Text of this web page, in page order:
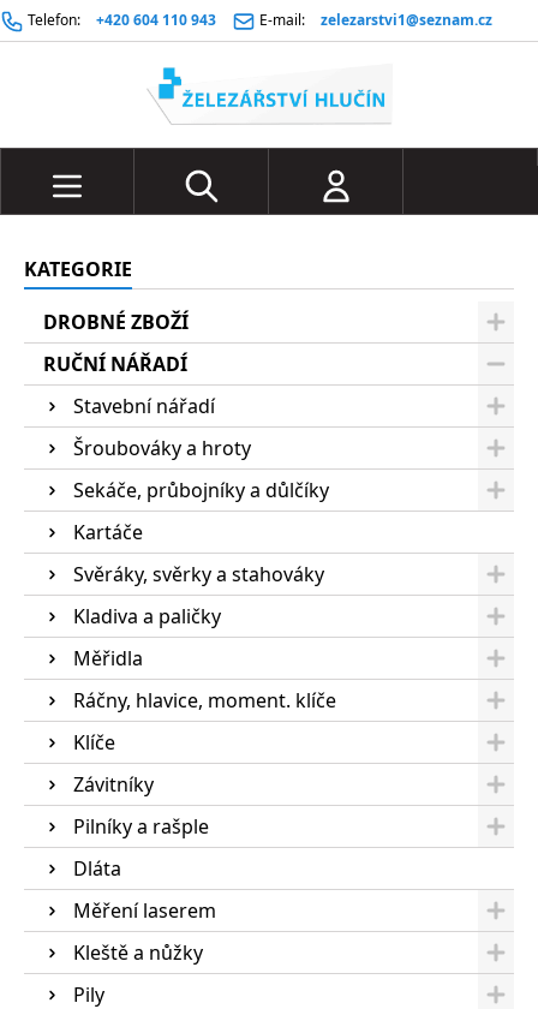
Telefon: +420 604 110 943 E-mail: zelezarstvi1@seznam.cz
KATEGORIE
DROBNÉ ZBOŽÍ
RUČNÍ NÁŘADÍ
Stavební nářadí
Šroubováky a hroty
Sekáče, průbojníky a důlčíky
Kartáče
Svěráky, svěrky a stahováky
Kladiva a paličky
Měřidla
Ráčny, hlavice, moment. klíče
Klíče
Závitníky
Pilníky a rašple
Dláta
Měření laserem
Kleště a nůžky
Pily